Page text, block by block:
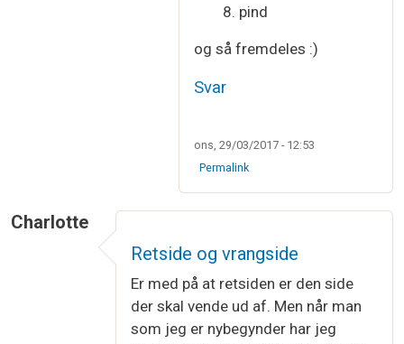
8. pind
og så fremdeles :)
Svar
ons, 29/03/2017 - 12:53
Permalink
Charlotte
Retside og vrangside
Er med på at retsiden er den side
der skal vende ud af. Men når man
som jeg er nybegynder har jeg